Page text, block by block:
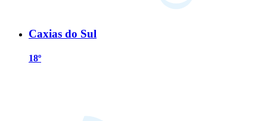
Caxias do Sul
18º